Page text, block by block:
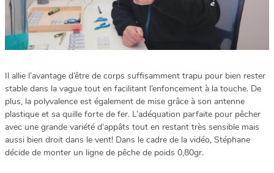
Il allie l’avantage d’être de corps suffisamment trapu pour bien rester
stable dans la vague tout en facilitant l’enfoncement à la touche. De
plus, la polyvalence est également de mise grâce à son antenne
plastique et sa quille forte de fer. L’adéquation parfaite pour pêcher
avec une grande variété d’appâts tout en restant très sensible mais
aussi bien droit dans le vent! Dans le cadre de la vidéo, Stéphane
décide de monter un ligne de pêche de poids 0,80gr.